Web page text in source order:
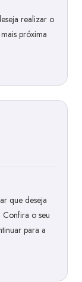
realizar o
próxima
que deseja
o seu
para a